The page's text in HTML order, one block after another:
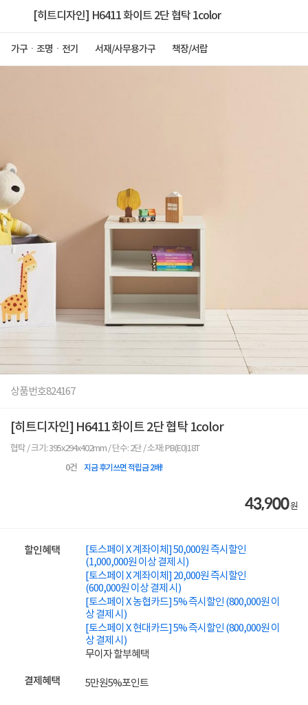
[히트디자인] H6411 화이트 2단 협탁 1color
가구ㆍ조명ㆍ전기 서재/사무용가구 책장/서랍
상품번호824167
[히트디자인] H6411 화이트 2단 협탁 1color
협탁 / 크기: 395x294x402mm / 단수: 2단 / 소재: PB(E0)18T
0건 지금 후기쓰면 적립금 2배!
43,900원
할인혜택
[토스페이 X 계좌이체] 50,000원 즉시할인
(1,000,000원 이상 결제 시)
[토스페이 X 계좌이체] 20,000원 즉시할인
(600,000원 이상 결제 시)
[토스페이 X 농협카드] 5% 즉시할인 (800,000원 이
상 결제 시)
[토스페이 X 현대카드] 5% 즉시할인 (800,000원 이
상 결제 시)
무이자 할부혜택
결제혜택 5만원5%포인트